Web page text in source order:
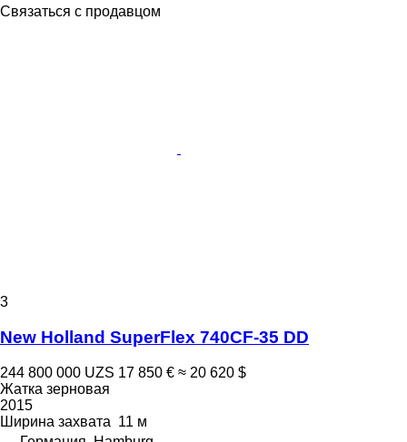
Связаться с продавцом
3
New Holland SuperFlex 740CF-35 DD
244 800 000 UZS 17 850 € ≈ 20 620 $
Жатка зерновая
2015
Ширина захвата 11 м